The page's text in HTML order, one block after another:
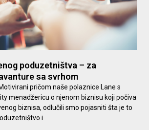
poduzetništva – za
sa svrhom
pričom naše polaznice Lane s
menadžericu o njenom biznisu koji počiva
biznisa, odlučili smo pojasniti šta je to
i